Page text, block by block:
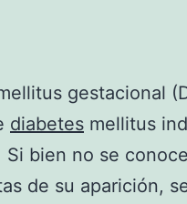
gestacional
diabetes mellitus
Si bien no se
de su aparición,